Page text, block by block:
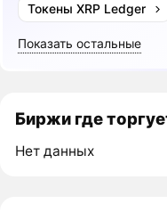
Токены XRP Ledger
Показать остальные
Биржи где
Нет данных